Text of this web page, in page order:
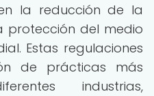
la reducción de la
protección del medio
Estas regulaciones
de prácticas más
industrias,